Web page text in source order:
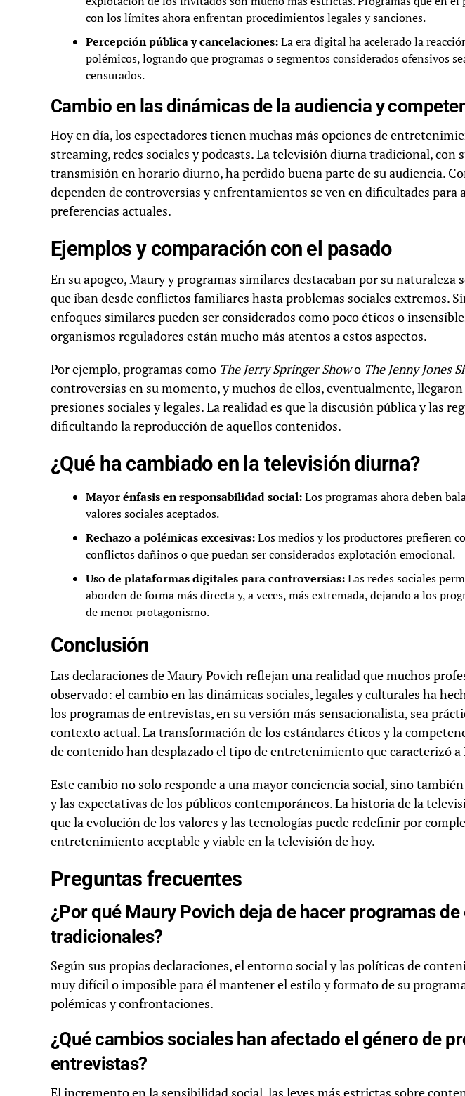
con los límites ahora enfrentan procedimientos legales y sanciones.
Percepción pública y cancelaciones:La era digital ha acelerado la
polémicos, logrando que programas o segmentos considerados ofensivos
censurados.
Cambio en las dinámicas de la audiencia y
Hoy en día, los espectadores tienen muchas más opciones de
streaming, redes sociales y podcasts. La televisión diurna tradicional, con
transmisión en horario diurno, ha perdido buena parte de su audiencia.
dependen de controversias y enfrentamientos se ven en dificultades para
preferencias actuales.
Ejemplos y comparación con el pasado
En su apogeo, Maury y programas similares destacaban por su naturaleza
que iban desde conflictos familiares hasta problemas sociales extremos.
enfoques similares pueden ser considerados como poco éticos o
organismos reguladores están mucho más atentos a estos aspectos.
Por ejemplo, programas como The Jerry Springer Showo The Jenny Jones
controversias en su momento, y muchos de ellos, eventualmente, llegaron
presiones sociales y legales. La realidad es que la discusión pública y las
dificultando la reproducción de aquellos contenidos.
¿Qué ha cambiado en la televisión diurna?
Mayor énfasis en responsabilidad social:Los programas ahora deben
valores sociales aceptados.
Rechazo a polémicas excesivas:Los medios y los productores prefieren
conflictos dañinos o que puedan ser considerados explotación emocional.
Uso de plataformas digitales para controversias:Las redes sociales
aborden de forma más directa y, a veces, más extremada, dejando a los
de menor protagonismo.
Conclusión
Las declaraciones de Maury Povich reflejan una realidad que muchos
observado: el cambio en las dinámicas sociales, legales y culturales ha
los programas de entrevistas, en su versión más sensacionalista, sea
contexto actual. La transformación de los estándares éticos y la
de contenido han desplazado el tipo de entretenimiento que caracterizó a
Este cambio no solo responde a una mayor conciencia social, sino
y las expectativas de los públicos contemporáneos. La historia de la
que la evolución de los valores y las tecnologías puede redefinir por
entretenimiento aceptable y viable en la televisión de hoy.
Preguntas frecuentes
¿Por qué Maury Povich deja de hacer programas
tradicionales?
Según sus propias declaraciones, el entorno social y las políticas de
muy difícil o imposible para él mantener el estilo y formato de su
polémicas y confrontaciones.
¿Qué cambios sociales han afectado el género de
entrevistas?